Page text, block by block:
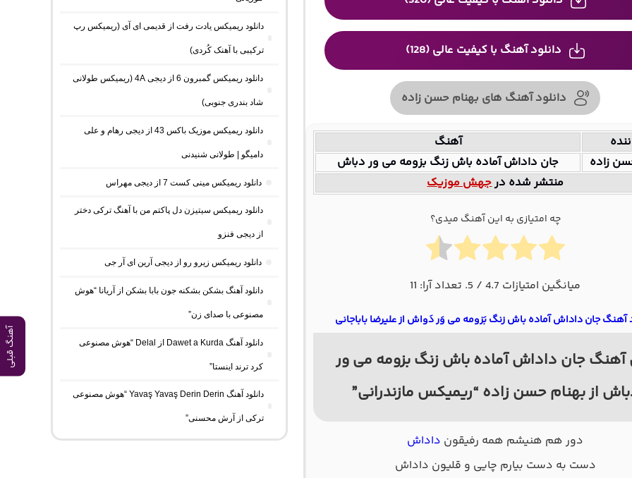
آهنگ قبلی
دانلود آهنگ با کیفیت عالی (128)
دانلود آهنگ های بهنام حسن زاده
آهنگ
زاده
جان داداش آماده باش زنگ بزومه می ور دباش
منتشر شده درجهش موزیک
چه امتیازی به این آهنگ میدی؟
میانگین امتیازات 4.7 / 5. تعداد آرا: 11
آهنگ جان داداش آماده باش زنگ بَزومه می وَر دَواش از علیرضا باباجانی
آهنگ جان داداش آماده باش زنگ بزومه می ور
از بهنام حسن زاده “ریمیکس مازندرانی”
دور هم هنیشم همه رفیقون داداش
دست به دست بیارم چایی و قلیون داداش
دانلود ریمیکس یادت رفت از قدیمی ای آی (ریمیکس رپ
ترکیبی با آهنک کُردی)
دانلود ریمیکس گمبرون 6 از دیجی 4A (ریمیکس طولانی
شاد بندری جنوبی)
دانلود ریمیکس موزیک باکس 43 از دیجی رهام و علی
دامیگو | طولانی شنیدنی
دانلود ریمیکس مینی کست 7 از دیجی مهراس
دانلود ریمیکس سیتیزن دل پاکتم من با آهنگ ترکی دختر
از دیجی فنزو
دانلود ریمیکس زیرو رو از دیجی آرین ای آر جی
دانلود آهنگ بشکن بشکنه جون بابا بشکن از آریانا “هوش
مصنوعی با صدای زن”
دانلود آهنگ Dawet a Kurda از Delal “هوش مصنوعی
کرد ترند اینستا”
دانلود آهنگ Yavaş Yavaş Derin Derin “هوش مصنوعی
ترکی از آرش محسنی”